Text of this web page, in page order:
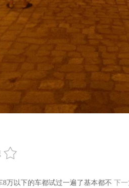
8万以下的车都试过一遍了基本都不 下